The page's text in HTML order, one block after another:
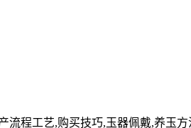
流程工艺,购买技巧,玉器佩戴,养玉方